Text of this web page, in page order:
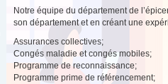
Notre équipe du département de
son département et en créant une
Assurances collectives;
Congés maladie et congés mobiles;
Programme de reconnaissance;
Programme prime de référencement;